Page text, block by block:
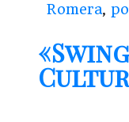
Romera,